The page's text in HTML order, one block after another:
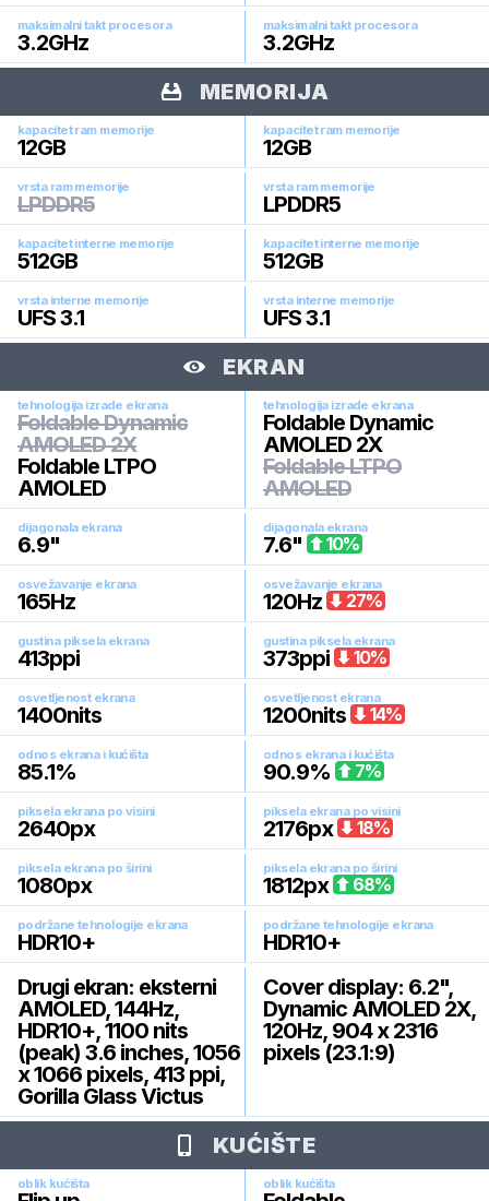
maksimalni takt procesora
3.2GHz
maksimalni takt procesora
3.2GHz
MEMORIJA
kapacitet ram memorije
12GB
kapacitet ram memorije
12GB
vrsta ram memorije
LPDDR5
vrsta ram memorije
LPDDR5
kapacitet interne memorije
512GB
kapacitet interne memorije
512GB
vrsta interne memorije
UFS 3.1
vrsta interne memorije
UFS 3.1
EKRAN
tehnologija izrade ekrana
Foldable Dynamic
AMOLED 2X
Foldable LTPO
AMOLED
tehnologija izrade ekrana
Foldable Dynamic
AMOLED 2X
Foldable LTPO
AMOLED
dijagonala ekrana
6.9"
dijagonala ekrana
7.6" 10%
osvežavanje ekrana
165Hz
osvežavanje ekrana
120Hz 27%
gustina piksela ekrana
413ppi
gustina piksela ekrana
373ppi 10%
osvetljenost ekrana
1400nits
osvetljenost ekrana
1200nits 14%
odnos ekrana i kućišta
85.1%
odnos ekrana i kućišta
90.9% 7%
piksela ekrana po visini
2640px
piksela ekrana po visini
2176px 18%
piksela ekrana po širini
1080px
piksela ekrana po širini
1812px 68%
podržane tehnologije ekrana
HDR10+
podržane tehnologije ekrana
HDR10+
Drugi ekran: eksterni
AMOLED, 144Hz,
HDR10+, 1100 nits
(peak) 3.6 inches, 1056
x 1066 pixels, 413 ppi,
Gorilla Glass Victus
Cover display: 6.2",
Dynamic AMOLED 2X,
120Hz, 904 x 2316
pixels (23.1:9)
KUĆIŠTE
oblik kućišta oblik kućišta